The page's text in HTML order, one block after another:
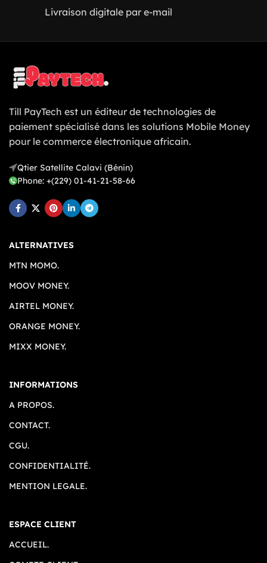
Livraison digitale par e-mail
Till PayTech est un éditeur de technologies de
paiement spécialisé dans les solutions Mobile Money
pour le commerce électronique africain.
Qtier Satellite Calavi (Bénin)
Phone: +(229) 01-41-21-58-66
ALTERNATIVES
MTN MOMO.
MOOV MONEY.
AIRTEL MONEY.
ORANGE MONEY.
MIXX MONEY.
INFORMATIONS
A PROPOS.
CONTACT.
CGU.
CONFIDENTIALITÉ.
MENTION LEGALE.
ESPACE CLIENT
ACCUEIL.